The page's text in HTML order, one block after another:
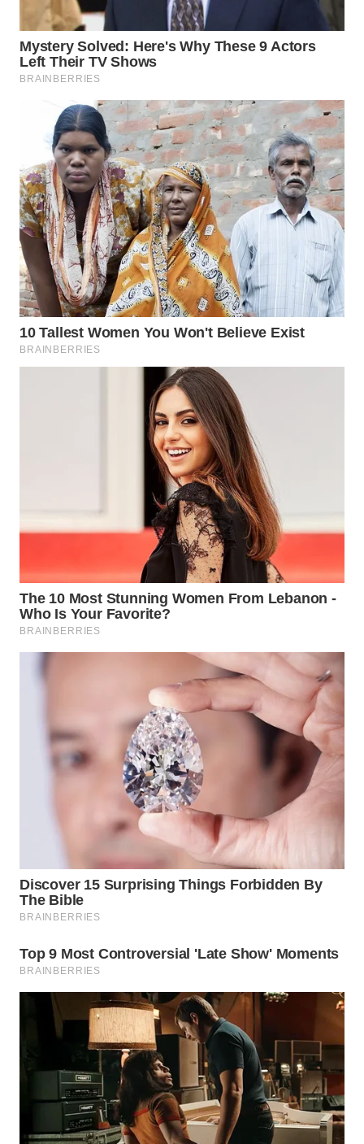
SOLO
WN
BOROBUDUR
MADURA
WN
SURABAYA
WN
NATUNA
WN
BINTAN
WN
MANDALIKA
WN
Wahana
Media
Group
WAHANA
TANI
WAHANA
WAHANA
KONSUMEN
WAHANA
LISTRIK
WAHANA
TRAVEL
WAHANA
WAHANANEWS